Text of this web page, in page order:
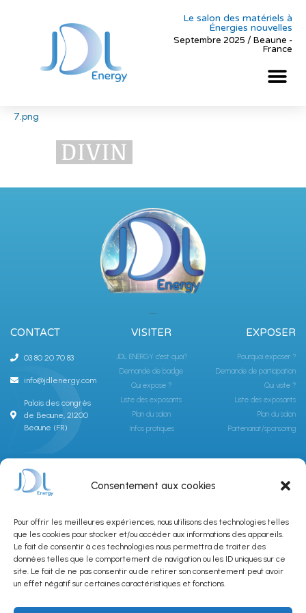
Consentement aux cookies
Pour offrir les meilleures expériences, nous utilisons des technologies telles
que les cookies pour stocker et/ou accéder aux informations des appareils.
Le fait de consentir à ces technologies nous permettra de traiter des
données telles que le comportement de navigation ou les ID uniques sur ce
site. Le fait de ne pas consentir ou de retirer son consentement peut avoir
un effet négatif sur certaines caractéristiques et fonctions.
Le salon des matériels à
Énergies nouvelles
Septembre 2025 / Beaune -
France
7.png
CONTACT
03 80 20 70 83
info@jdlenergy.com
Palais des congrès
de Beaune, 21200
Beaune (FR)
VISITER
JDL ENERGY c'est quoi?
Demande de badge
Qui expose ?
Liste des exposants
Plan du salon
Infos pratiques
EXPOSER
Pourquoi exposer ?
Demande de participation
Qui visite ?
Liste des exposants
Plan du salon
Partenariat/sponsoring
ABONNEZ-VOUS À LA NEWSLETTER JDLGROUPE
SUBSCRIBE